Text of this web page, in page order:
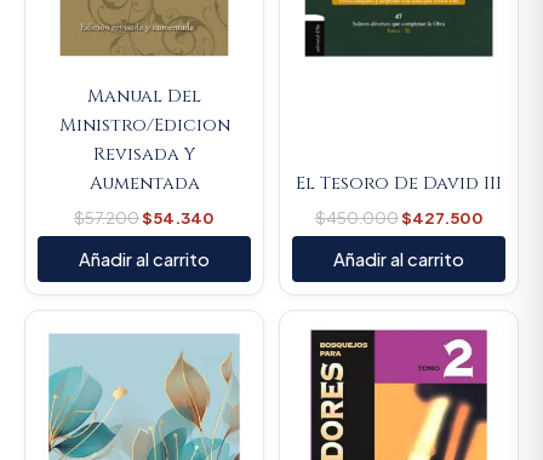
Manual Del
Ministro/Edicion
Revisada Y
Aumentada
$57.200$54.340
Añadir al carrito
El Tesoro De David III
$450.000$427.500
Añadir al carrito
price
was:
$66.000.
Current
price
is:
$62.700.
was:
$89.900.
Current
price
is: